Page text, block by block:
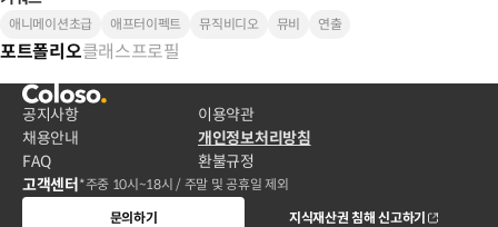
애니메이션초급 애프터이펙트 뮤직비디오 뮤비 연출
포트폴리오클래스프로필
공지사항
채용안내
FAQ
이용약관
개인정보처리방침
환불규정
고객센터*주중 10시~18시 / 주말 및 공휴일 제외
문의하기
지식재산권 침해 신고하기